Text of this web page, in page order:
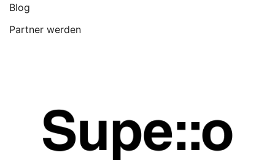
Blog
Partner werden